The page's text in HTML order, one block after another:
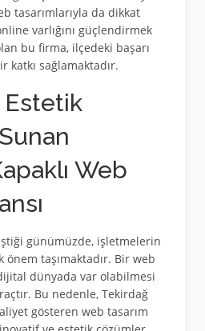
tasarımlarıyla da dikkat
varlığını güçlendirmek
bu firma, ilçedeki başarı
katkı sağlamaktadır.
Estetik
Web
günümüzde, işletmelerin
önem taşımaktadır. Bir web
dünyada var olabilmesi
Bu nedenle, Tekirdağ
gösteren web tasarım